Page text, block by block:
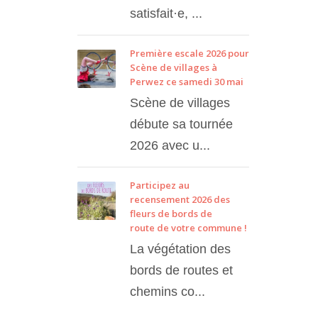
satisfait·e, ...
Première escale 2026 pour
Scène de villages à
Perwez ce samedi 30 mai
Scène de villages
débute sa tournée
2026 avec u...
Participez au
recensement 2026 des
fleurs de bords de
route de votre commune !
La végétation des
bords de routes et
chemins co...